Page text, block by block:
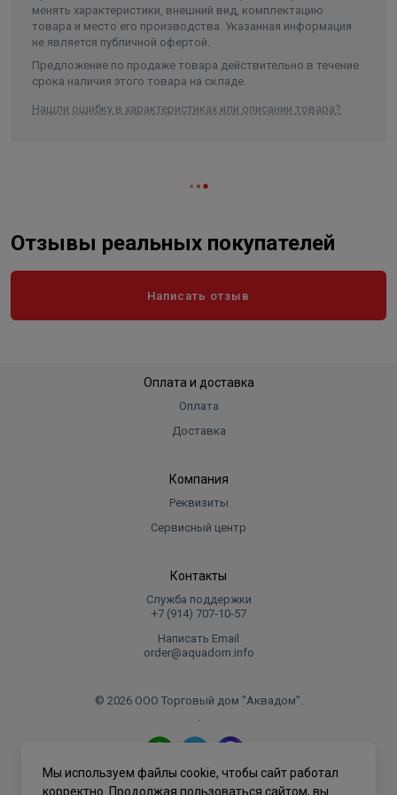
зажимное кольцо;
запрессовывающая втулка;
крышка-гайка.
Герметичность соединения обеспечивается упругим
уплотнительным резиновым кольцом, которое
предотвращает самопроизвольное развинчивание при
выдерживать большие односторонние осевые
нагрузки и рывки. Резиновое уплотнительное кольцо
обеспечивает надежную герметизацию трубы, даже
менять характеристики, внешний вид, комплектацию
товара и место его производства. Указанная информация
не является публичной офертой.
Предложение по продаже товара действительно в течение
срока наличия этого товара на складе.
Нашли ошибку в характеристиках или описании товара?
Отзывы реальных покупателей
Написать отзыв
Оплата и доставка
Оплата
Доставка
Компания
Реквизиты
Сервисный центр
Контакты
Служба поддержки
+7 (914) 707‑10‑57
Написать Email
order@aquadom.info
© 2026 ООО Торговый дом "Аквадом".
.
Политика конфиденциальности
Мы используем файлы cookie, чтобы сайт работал
корректно. Продолжая пользоваться сайтом, вы